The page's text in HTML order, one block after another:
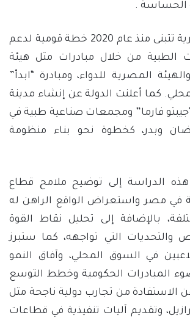
الحساسة .
فالحكومة المصرية تتبنى منذ عام 2020 خطة قومية لدعم
الطبية من خلال مبادرات مثل هيئة
المصرية للدواء، ومبادرة “ابدأ”
كما أعلنت الدولة عن إنشاء مدينة
فارما” ومجمعات صناعية طبية في
وبدر، كخطوة نحو بناء منظومة
الدراسة إلى توضيح ملامح قطاع
في مصر واستعراض الواقع الراهن له
بالإضافة إلى تحليل نقاط القوة
والتحديات التي تواجهه، كما ستبرز
في السوق المحلي، وآفاق النمو
المبادرات الحكومية وخطط التوسع
الاستفادة من تجارب دولية ناجحة مثل
وتقديم آليات تنفيذية في قطاعات